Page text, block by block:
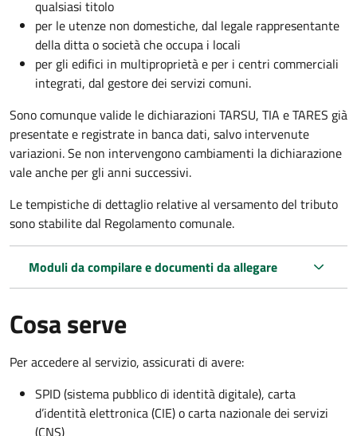
qualsiasi titolo
per le utenze non domestiche, dal legale rappresentante
della ditta o società che occupa i locali
per gli edifici in multiproprietà e per i centri commerciali
integrati, dal gestore dei servizi comuni.
Sono comunque valide le dichiarazioni TARSU, TIA e TARES già
presentate e registrate in banca dati, salvo intervenute
variazioni. Se non intervengono cambiamenti la dichiarazione
vale anche per gli anni successivi.
Le tempistiche di dettaglio relative al versamento del tributo
sono stabilite dal Regolamento comunale.
Moduli da compilare e documenti da allegare
Cosa serve
Per accedere al servizio, assicurati di avere:
SPID (sistema pubblico di identità digitale), carta
d’identità elettronica (CIE) o carta nazionale dei servizi
(CNS)